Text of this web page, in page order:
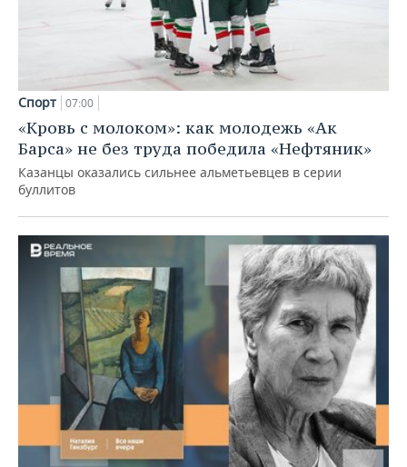
Спорт 07:00
«Кровь с молоком»: как молодежь «Ак
Барса» не без труда победила «Нефтяник»
Казанцы оказались сильнее альметьевцев в серии
буллитов